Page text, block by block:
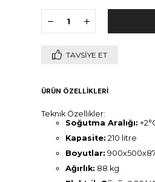
TAVSIYE ET
ÜRÜN ÖZELLIKLERI
Teknik Özellikler:
Soğutma Aralığı:
Kapasite: 210 litre
Boyutlar:
Ağırlık: 88 kg